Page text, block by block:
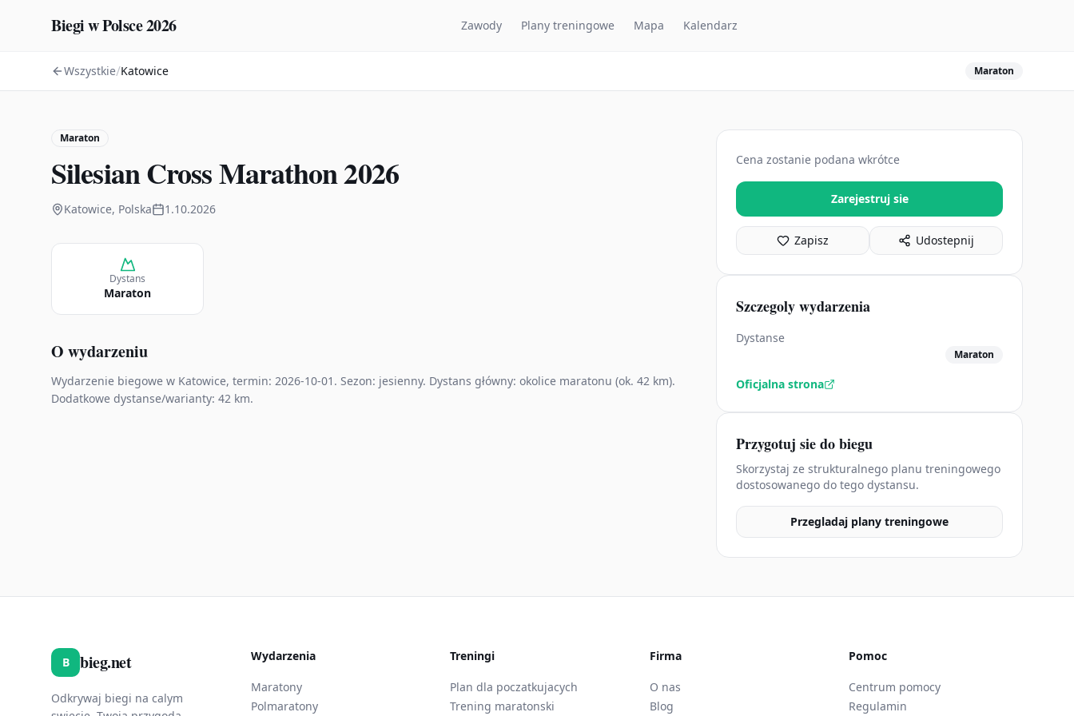
Biegi w Polsce 2026 Zawody Plany treningowe Mapa Kalendarz
Wszystkie/Katowice Maraton
Maraton
Silesian Cross Marathon 2026
Katowice, Polska 1.10.2026
Dystans
Maraton
O wydarzeniu
Wydarzenie biegowe w Katowice, termin: 2026-10-01. Sezon: jesienny. Dystans główny: okolice maratonu (ok. 42 km).
Dodatkowe dystanse/warianty: 42 km.
Cena zostanie podana wkrótce
Zarejestruj sie
Zapisz Udostepnij
Szczegoly wydarzenia
Dystanse
Maraton
Oficjalna strona
Przygotuj sie do biegu
Skorzystaj ze strukturalnego planu treningowego
dostosowanego do tego dystansu.
Przegladaj plany treningowe
B bieg.net
Odkrywaj biegi na calym
Wydarzenia
Maratony
Polmaratony
Treningi
Plan dla poczatkujacych
Trening maratonski
Firma
O nas
Blog
Pomoc
Centrum pomocy
Regulamin